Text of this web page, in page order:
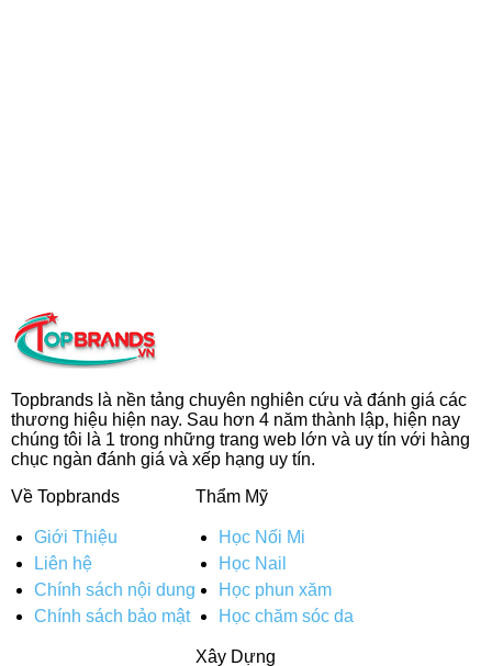
Topbrands là nền tảng chuyên nghiên cứu và đánh giá các
thương hiệu hiện nay. Sau hơn 4 năm thành lập, hiện nay
chúng tôi là 1 trong những trang web lớn và uy tín với hàng
chục ngàn đánh giá và xếp hạng uy tín.
Về Topbrands
Giới Thiệu
Liên hệ
Chính sách nội dung
Chính sách bảo mật
Thẩm Mỹ
Học Nối Mi
Học Nail
Học phun xăm
Học chăm sóc da
Xây Dựng